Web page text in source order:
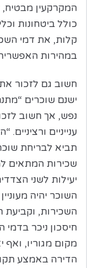
המקרקעין
כולל ביטחונות
קלות, את דמי
במהירות
חשוב גם לזכור
ישנם שוכרים
נפש, אך חשוב
ענייניים
תביא לבריחת
שכירות המתאים
יעילות לשני
השוכר יהיה
השכירות,
חיסכון ניכר
מקום מגוריו,
הדירה באמצע